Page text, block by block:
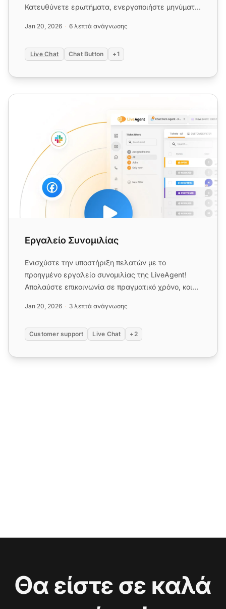
Κατευθύνετε ερωτήματα, ενεργοποιήστε μηνύματα
Jan 20, 2026 6 λεπτά ανάγνωσης
Live Chat Chat Button +1
Εργαλείο Συνομιλίας
Εργαλείο Συνομιλίας
Ενισχύστε την υποστήριξη πελατών με το
προηγμένο εργαλείο συνομιλίας της LiveAgent!
Απολαύστε επικοινωνία σε πραγματικό χρόνο, κοινή
Jan 20, 2026 3 λεπτά ανάγνωσης
Customer support Live Chat +2
Θα είστε σε καλά